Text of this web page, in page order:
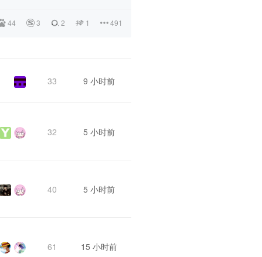
44 3 2 1 491
33 9 小时前
32 5 小时前
40 5 小时前
61 15 小时前